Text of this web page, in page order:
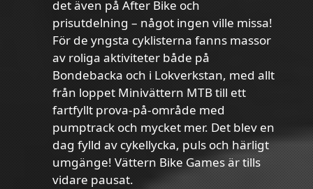
det även på After Bike och
prisutdelning – något ingen ville missa!
För de yngsta cyklisterna fanns massor
av roliga aktiviteter både på
Bondebacka och i Lokverkstan, med allt
från loppet Minivättern MTB till ett
fartfyllt prova-på-område med
pumptrack och mycket mer. Det blev en
dag fylld av cykellycka, puls och härligt
umgänge! Vättern Bike Games är tills
vidare pausat.